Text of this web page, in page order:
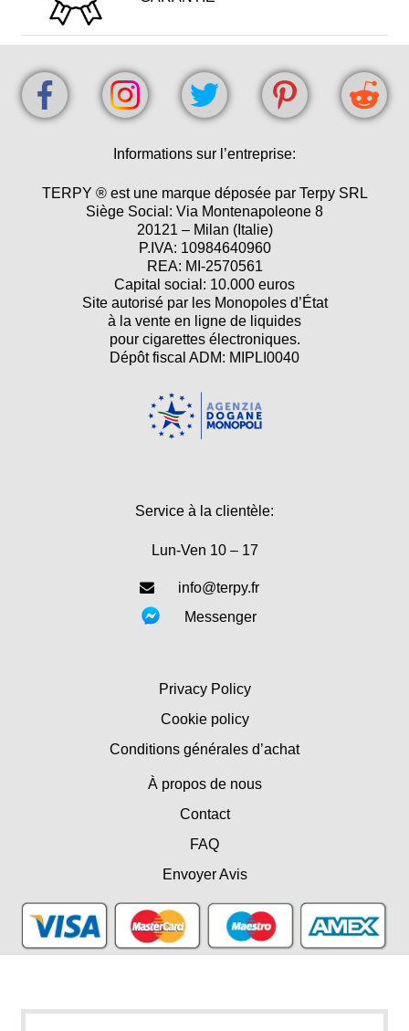
Informations sur l’entreprise:
TERPY ® est une marque déposée par Terpy SRL
Siège Social: Via Montenapoleone 8
20121 – Milan (Italie)
P.IVA: 10984640960
REA: MI-2570561
Capital social: 10.000 euros
Site autorisé par les Monopoles d’État
à la vente en ligne de liquides
pour cigarettes électroniques.
Dépôt fiscal ADM: MIPLI0040
Service à la clientèle:
Lun-Ven 10 – 17
info@terpy.fr
Messenger
Privacy Policy
Cookie policy
Conditions générales d’achat
À propos de nous
Contact
FAQ
Envoyer Avis